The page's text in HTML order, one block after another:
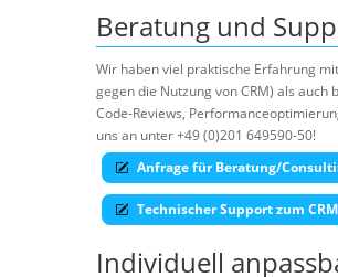
Beratung und
Wir haben viel praktische Erfahrung
gegen die Nutzung von CRM) als auch
Code-Reviews,
uns an unter +49 (0)201 649590-50!
Anfrage für Beratung/
Technischer Support zum CRM
Individuell